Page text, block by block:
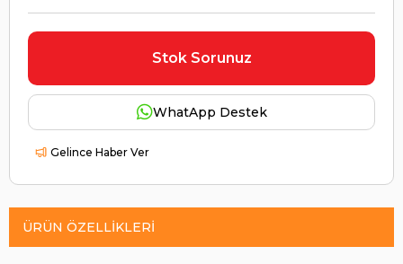
Stok Sorunuz
WhatApp Destek
Gelince Haber Ver
ÜRÜN ÖZELLIKLERI